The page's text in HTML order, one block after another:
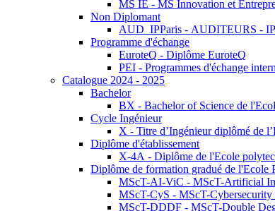
MS IE - MS Innovation et
Non Diplomant
AUD_IPParis - AUDITEURS - IP
Programme d'échange
EuroteQ - Diplôme EuroteQ
PEI - Programmes d'échange
Catalogue 2024 - 2025
Bachelor
BX - Bachelor of Science de
Cycle Ingénieur
X - Titre d’Ingénieur diplômé de
Diplôme d'établissement
X-4A - Diplôme de l'Ecole
Diplôme de formation gradué de l'Ecole
MScT-AI-ViC - MScT-Artificial
MScT-CyS - MScT-Cybersecurity
MScT-DDDF - MScT-Double